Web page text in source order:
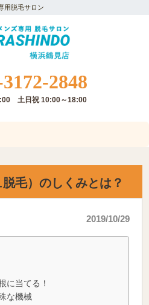
用脱毛サロン
2848
土日祝 10:00～18:00
毛）のしくみとは？
2019/10/29
に当てる！
な機械